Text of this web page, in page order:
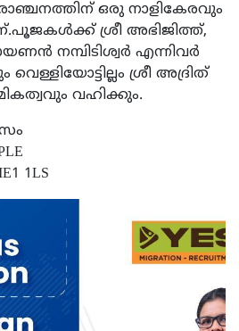
ഒരു നാളികേരവും
ശ്രീ അഭിജിത്ത്,
നമ്പിടിശ്വർ എന്നിവർ
ശ്രീ അദ്രിത്
വഹിക്കും.
1LS